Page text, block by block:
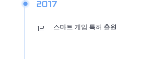
2017
12 스마트 게임 특허 출원